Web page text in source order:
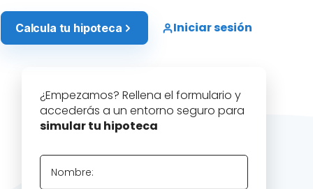
Calcula tu hipoteca Iniciar sesión
¿Empezamos? Rellena el formulario y
accederás a un entorno seguro para
simular tu hipoteca
Nombre: